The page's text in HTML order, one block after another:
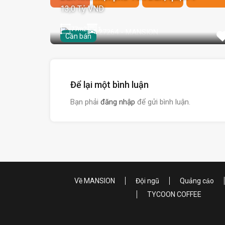
Cần bán
13,0 Tỷ VND
77m2
Để lại một bình luận
Bạn phải đăng nhập để gửi bình luận.
Về MANSION Đội ngũ Quảng cáo
TYCOON COFFEE